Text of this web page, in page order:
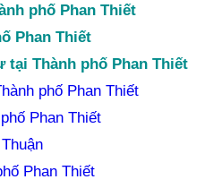
phố Phan Thiết
Phan Thiết
tại Thành phố Phan Thiết
phố Phan Thiết
Phan Thiết
Phan Thiết